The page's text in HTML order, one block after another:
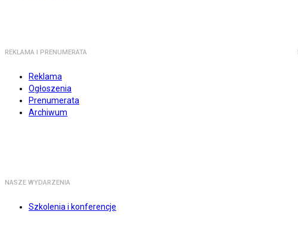
REKLAMA I PRENUMERATA
Reklama
Ogłoszenia
Prenumerata
Archiwum
NASZE WYDARZENIA
Szkolenia i konferencje